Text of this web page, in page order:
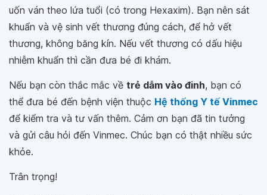
uốn ván theo lứa tuổi (có trong Hexaxim). Bạn nên sát
khuẩn và vệ sinh vết thương đúng cách, để hở vết
thương, không băng kín. Nếu vết thương có dấu hiệu
nhiễm khuẩn thì cần đưa bé đi khám.
Nếu bạn còn thắc mắc về trẻ dẫm vào đinh, bạn có
thể đưa bé đến bệnh viện thuộc Hệ thống Y tế Vinmec
để kiểm tra và tư vấn thêm. Cảm ơn bạn đã tin tưởng
và gửi câu hỏi đến Vinmec. Chúc bạn có thật nhiều sức
khỏe.
Trân trọng!